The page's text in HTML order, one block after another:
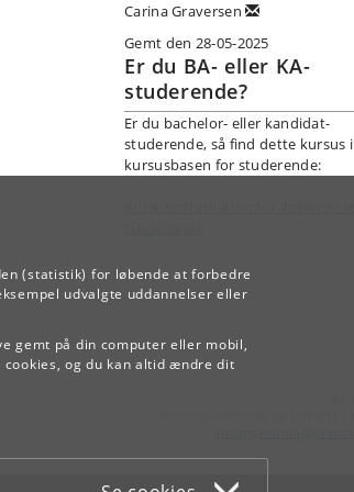
(statistik) for løbende at forbedre
udvalgte uddannelser eller
gemt på din computer eller mobil,
og du kan altid ændre dit
i Italien
er bragt i
De
i at
baserede
Carina Graversen
Gemt den 28-05-2025
Er du BA- eller KA-
studerende?
Er du bachelor- eller kandidat-
studerende, så find dette kursus i
kursusbasen for studerende: